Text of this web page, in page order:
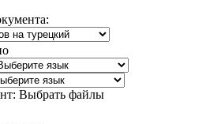
Выбрать файлы